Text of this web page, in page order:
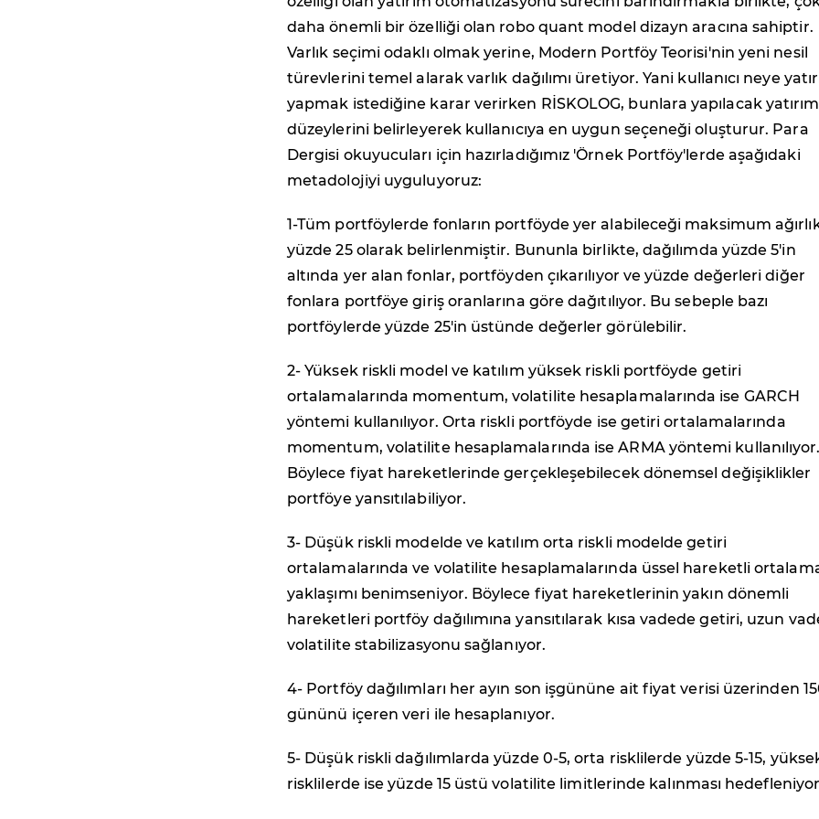
daha önemli bir özelliği olan robo quant model dizayn aracına sahiptir.
Varlık seçimi odaklı olmak yerine, Modern Portföy Teorisi'nin yeni nesil
türevlerini temel alarak varlık dağılımı üretiyor. Yani kullanıcı neye
yapmak istediğine karar verirken RİSKOLOG, bunlara yapılacak yatırım
düzeylerini belirleyerek kullanıcıya en uygun seçeneği oluşturur. Para
Dergisi okuyucuları için hazırladığımız 'Örnek Portföy'lerde aşağıdaki
metadolojiyi uyguluyoruz:
1-Tüm portföylerde fonların portföyde yer alabileceği maksimum
yüzde 25 olarak belirlenmiştir. Bununla birlikte, dağılımda yüzde 5'in
altında yer alan fonlar, portföyden çıkarılıyor ve yüzde değerleri diğer
fonlara portföye giriş oranlarına göre dağıtılıyor. Bu sebeple bazı
portföylerde yüzde 25'in üstünde değerler görülebilir.
2- Yüksek riskli model ve katılım yüksek riskli portföyde getiri
ortalamalarında momentum, volatilite hesaplamalarında ise GARCH
yöntemi kullanılıyor. Orta riskli portföyde ise getiri ortalamalarında
momentum, volatilite hesaplamalarında ise ARMA yöntemi kullanılıyor.
Böylece fiyat hareketlerinde gerçekleşebilecek dönemsel değişiklikler
portföye yansıtılabiliyor.
3- Düşük riskli modelde ve katılım orta riskli modelde getiri
ortalamalarında ve volatilite hesaplamalarında üssel hareketli
yaklaşımı benimseniyor. Böylece fiyat hareketlerinin yakın dönemli
hareketleri portföy dağılımına yansıtılarak kısa vadede getiri, uzun
volatilite stabilizasyonu sağlanıyor.
4- Portföy dağılımları her ayın son işgününe ait fiyat verisi üzerinden
gününü içeren veri ile hesaplanıyor.
5- Düşük riskli dağılımlarda yüzde 0-5, orta risklilerde yüzde 5-15,
risklilerde ise yüzde 15 üstü volatilite limitlerinde kalınması